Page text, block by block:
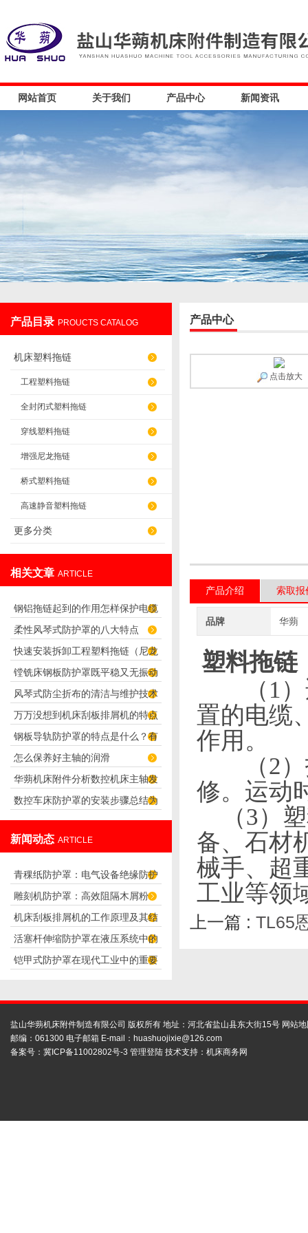
网站首页 关于我们 产品中心 新闻资讯
产品目录 PROUCTS CATALOG
机床塑料拖链
工程塑料拖链
全封闭式塑料拖链
穿线塑料拖链
增强尼龙拖链
桥式塑料拖链
高速静音塑料拖链
更多分类
相关文章 ARTICLE
钢铝拖链起到的作用怎样保护电缆
柔性风琴式防护罩的八大特点
快速安装拆卸工程塑料拖链（尼龙
拖链）的技巧
镗铣床钢板防护罩既平稳又无振动
噪音
风琴式防尘折布的清洁与维护技术
万万没想到机床刮板排屑机的特点
那么多
钢板导轨防护罩的特点是什么？有
哪些优点？
怎么保养好主轴的润滑
华蒴机床附件分析数控机床主轴发
热原因
数控车床防护罩的安装步骤总结为
新闻动态 ARTICLE
青稞纸防护罩：电气设备绝缘防护
专用方案
雕刻机防护罩：高效阻隔木屑粉
尘，守护设备精度与安全
机床刮板排屑机的工作原理及其结
构分析
活塞杆伸缩防护罩在液压系统中的
应用
铠甲式防护罩在现代工业中的重要
产品中心
点击放大
产品介绍 索取报
品牌 华蒴
塑料拖链
（ 1
置的电缆
作用。
（2
修。运动
（3）
备、石材
械手、超
工业等领
上一篇 : TL65
盐山华蒴机床附件制造有限公司 版权所有 地址：河北省盐山县东大街15号 网站
邮编：061300 电子邮箱 E-mail： huashuojixie@126.com
备案号： 冀ICP备11002802号-3 管理登陆 技术支持： 机床商务网